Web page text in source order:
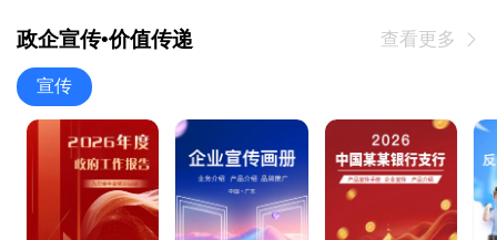
政企宣传•价值传递 查看更多 
宣传